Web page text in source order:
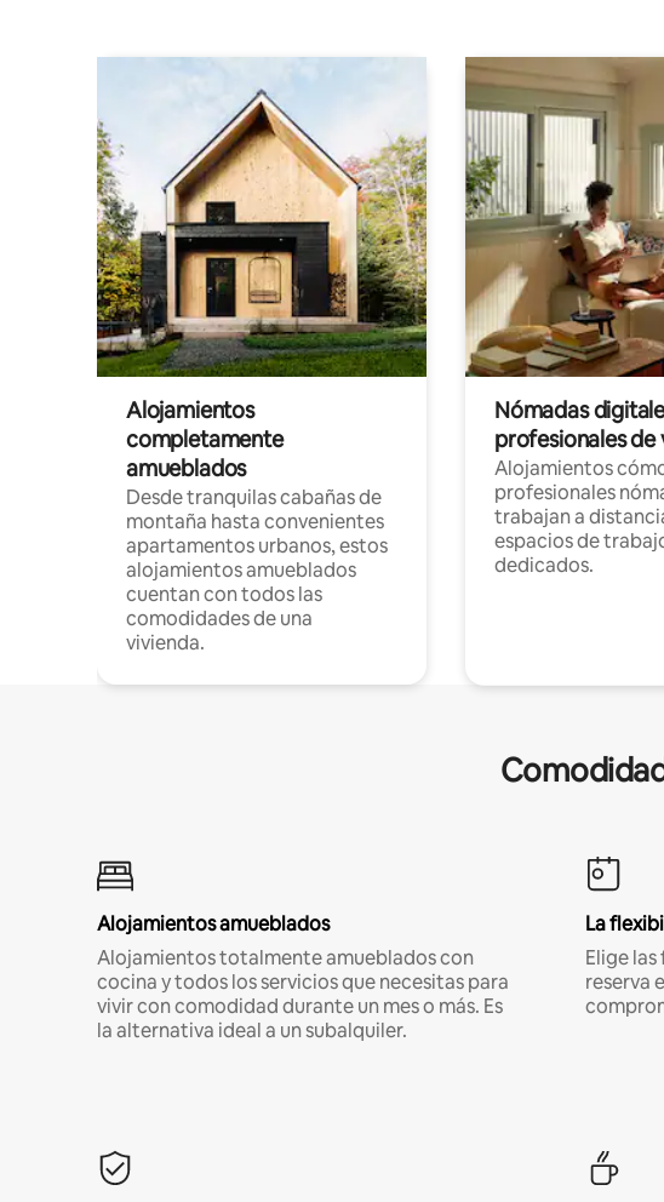
Alojamientos
completamente
amueblados
Desde tranquilas cabañas de
montaña hasta convenientes
apartamentos urbanos, estos
alojamientos amueblados
cuentan con todos las
comodidades de una
vivienda.
Nómadas
profesionales de
Alojamientos
profesionales
trabajan a
espacios de
dedicados.
Alojamientos amueblados
Alojamientos totalmente amueblados con
cocina y todos los servicios que necesitas para
vivir con comodidad durante un mes o más. Es
la alternativa ideal a un subalquiler.
La
Elige
reserva